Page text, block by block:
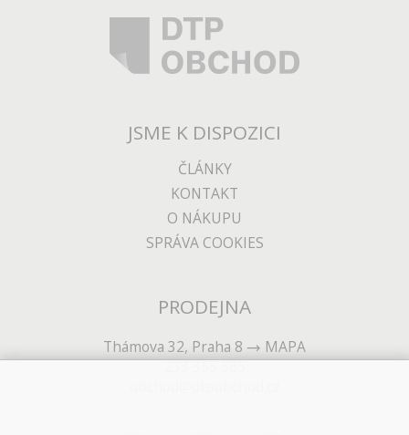
JSME K DISPOZICI
ČLÁNKY
KONTAKT
O NÁKUPU
SPRÁVA COOKIES
PRODEJNA
Thámova 32, Praha 8
MAPA
233 355 585